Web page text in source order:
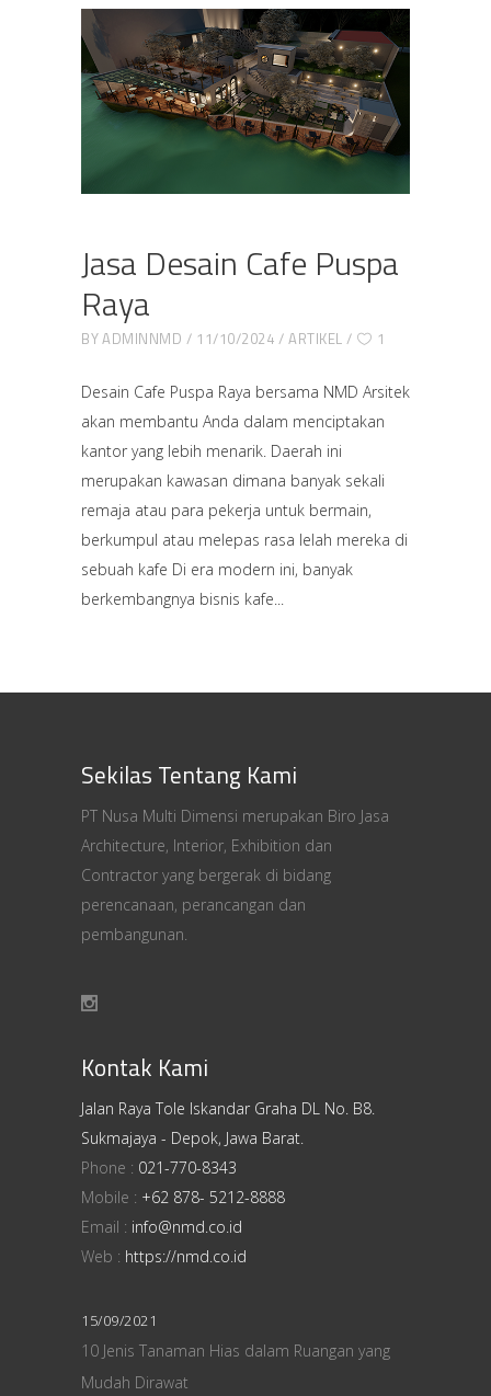
Jasa Desain Cafe Puspa
Raya
BYADMINNMD 11/10/2024 ARTIKEL 1
Desain Cafe Puspa Raya bersama NMD Arsitek
akan membantu Anda dalam menciptakan
kantor yang lebih menarik. Daerah ini
merupakan kawasan dimana banyak sekali
remaja atau para pekerja untuk bermain,
berkumpul atau melepas rasa lelah mereka di
sebuah kafe Di era modern ini, banyak
berkembangnya bisnis kafe
Sekilas Tentang Kami
PT Nusa Multi Dimensi merupakan Biro Jasa
Architecture, Interior, Exhibition dan
Contractor yang bergerak di bidang
perencanaan, perancangan dan
pembangunan.
Kontak Kami
Jalan Raya Tole Iskandar Graha DL No. B8.
Sukmajaya - Depok, Jawa Barat.
Phone : 021-770-8343
Mobile : +62 878- 5212-8888
Email : info@nmd.co.id
Web : https://nmd.co.id
15/09/2021
10 Jenis Tanaman Hias dalam Ruangan yang
Mudah Dirawat